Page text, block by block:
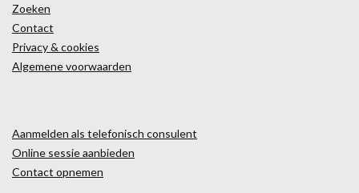
Zoeken
Contact
Privacy & cookies
Algemene voorwaarden
Aanmelden als telefonisch consulent
Online sessie aanbieden
Contact opnemen